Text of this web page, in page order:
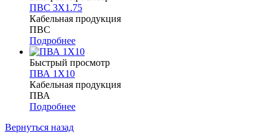
ПВС 3Х1.75
Кабельная продукция
ПВС
Подробнее
Быстрый просмотр
ПВА 1Х10
Кабельная продукция
ПВА
Подробнее
Вернуться назад